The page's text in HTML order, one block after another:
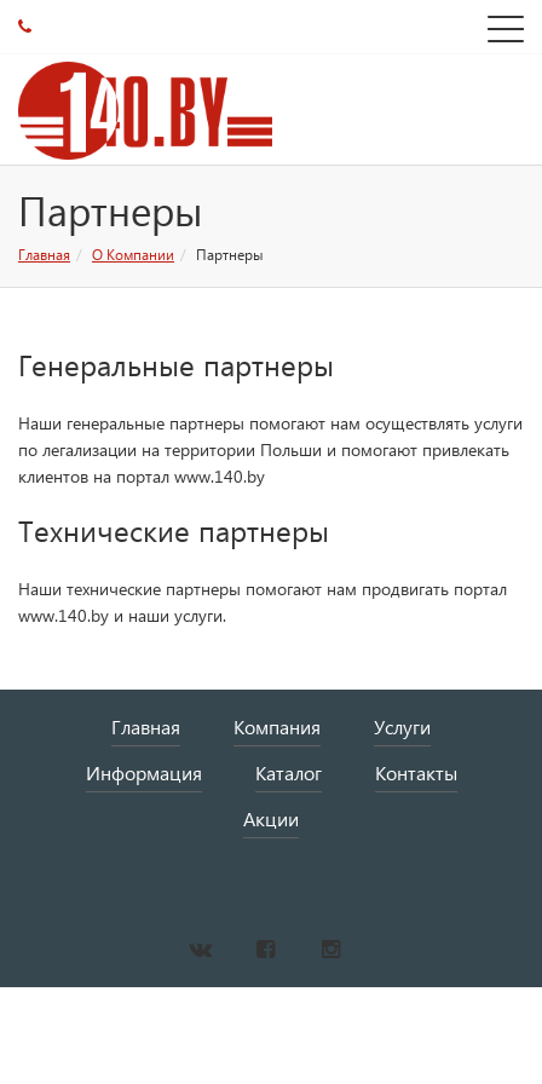
Партнеры
Главная О Компании Партнеры
Генеральные партнеры
Наши генеральные партнеры помогают нам осуществлять услуги
по легализации на территории Польши и помогают привлекать
клиентов на портал www.140.by
Технические партнеры
Наши технические партнеры помогают нам продвигать портал
www.140.by и наши услуги.
Главная Компания
Услуги
Информация
Каталог
Контакты
Акции